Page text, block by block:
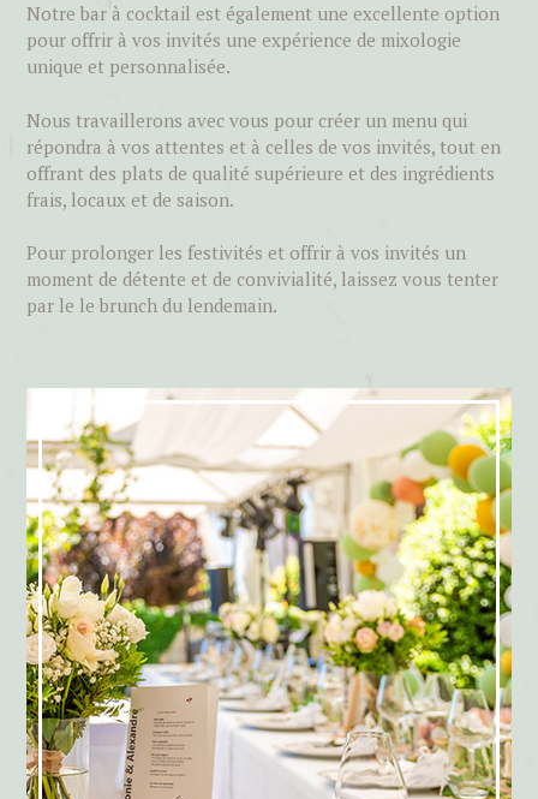
Notre bar à cocktail est également une excellente option
pour offrir à vos invités une expérience de mixologie
unique et personnalisée.
Nous travaillerons avec vous pour créer un menu qui
répondra à vos attentes et à celles de vos invités, tout en
offrant des plats de qualité supérieure et des ingrédients
frais, locaux et de saison.
Pour prolonger les festivités et offrir à vos invités un
moment de détente et de convivialité, laissez vous tenter
par le le brunch du lendemain.